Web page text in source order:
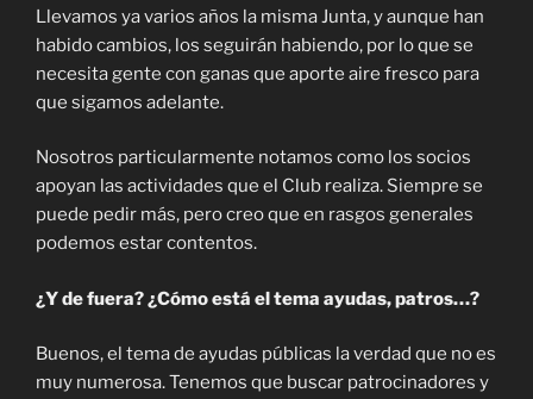
Llevamos ya varios años la misma Junta, y aunque han
habido cambios, los seguirán habiendo, por lo que se
necesita gente con ganas que aporte aire fresco para
que sigamos adelante.
Nosotros particularmente notamos como los socios
apoyan las actividades que el Club realiza. Siempre se
puede pedir más, pero creo que en rasgos generales
podemos estar contentos.
¿Y de fuera? ¿Cómo está el tema ayudas, patros…?
Buenos, el tema de ayudas públicas la verdad que no es
muy numerosa. Tenemos que buscar patrocinadores y